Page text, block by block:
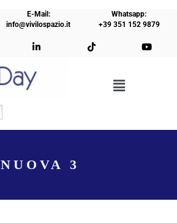
E-Mail:
info@vivilospazio.it
Whatsapp:
+39 351 152 9879
NUOVA 3